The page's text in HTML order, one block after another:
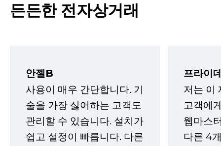
든든한 전자상거래
안젤B
사용이 매우 간단합니다. 기
술을 가장 싫어하는 고객도
관리할 수 있습니다. 설치가
쉽고 설정이 빠릅니다. 다른
프라이
저는 이
고객에
웹마스
다른 4